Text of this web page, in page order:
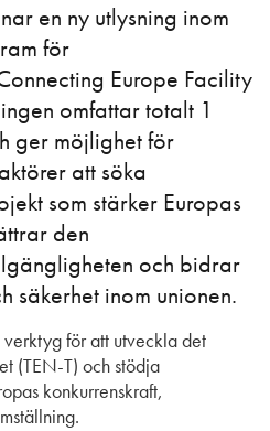
en ny utlysning inom
för
Europe Facility
omfattar totalt 1
ger möjlighet för
att söka
som stärker Europas
den
och bidrar
säkerhet inom unionen.
verktyg för att utveckla det
(TEN-T) och stödja
konkurrenskraft,